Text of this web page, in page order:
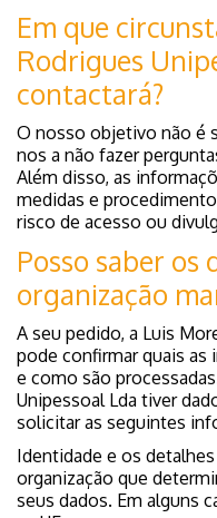
Em que
Rodrigues
contactará?
O nosso objetivo não é
nos a não fazer
Além disso, as
medidas e
risco de acesso ou
Posso saber os
organização
A seu pedido, a Luis
pode confirmar quais
e como são
Unipessoal Lda tiver
solicitar as seguintes
Identidade e os
organização que
seus dados. Em alguns